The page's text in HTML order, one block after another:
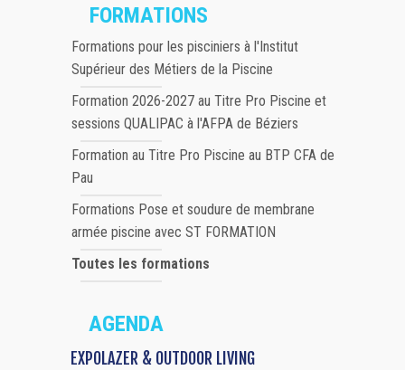
FORMATIONS
Formations pour les pisciniers à l'Institut
Supérieur des Métiers de la Piscine
Formation 2026-2027 au Titre Pro Piscine et
sessions QUALIPAC à l'AFPA de Béziers
Formation au Titre Pro Piscine au BTP CFA de
Pau
Formations Pose et soudure de membrane
armée piscine avec ST FORMATION
Toutes les formations
AGENDA
EXPOLAZER & OUTDOOR LIVING